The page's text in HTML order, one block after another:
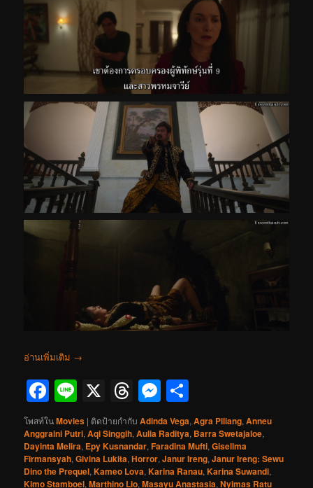
อ่านเพิ่มเติม →
Facebook
Line
X Threads
Messenger
โพสท์ในMovies | ติดป้ายกำกับ Adinda Vega,Agra Piliang,Anneu
Anggraini Putri,Aqi Singgih,Aulia Raditya, Barra Swetajaloe,
Dayinta Melira, Epy Kusnandar,Faradina Mufti,Gisellma
Firmansyah,Givina Lukita,Horror,Janur Ireng,Janur Ireng: Sewu
Dino the Prequel,Kameo Lova,Karina Ranau,Karina Suwandi,
Kimo Stamboel,Marthino Lio,Masayu Anastasia,Nyimas Ratu